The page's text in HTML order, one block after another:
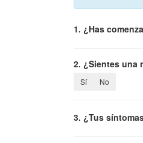
1. ¿Has
2. ¿Sientes una
Sí No
3. ¿Tus